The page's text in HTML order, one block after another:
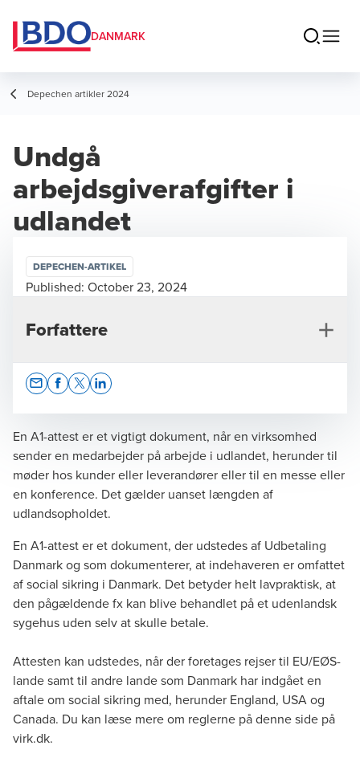
DANMARK
Depechen artikler 2024
Undgå
arbejdsgiverafgifter i
udlandet
En A1-attest er et vigtigt dokument, når en virksomhed
sender en medarbejder på arbejde i udlandet, herunder til
møder hos kunder eller leverandører eller til en messe eller
en konference. Det gælder uanset længden af
udlandsopholdet.
En A1-attest er et dokument, der udstedes af Udbetaling
Danmark og som dokumenterer, at indehaveren er omfattet
af social sikring i Danmark. Det betyder helt lavpraktisk, at
den pågældende fx kan blive behandlet på et udenlandsk
sygehus uden selv at skulle betale.
Attesten kan udstedes, når der foretages rejser til EU/EØS-
lande samt til andre lande som Danmark har indgået en
aftale om social sikring med, herunder England, USA og
Canada. Du kan læse mere om reglerne pådenne side på
virk.dk.
DEPECHEN-ARTIKEL
Published: October 23, 2024
Forfattere
Katrine Venzel Vejdiksen
Manager, Tax Legal